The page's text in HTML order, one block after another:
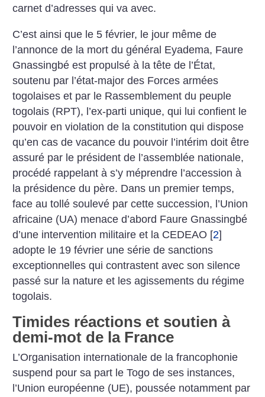
carnet d’adresses qui va avec.
C’est ainsi que le 5 février, le jour même de
l’annonce de la mort du général Eyadema, Faure
Gnassingbé est propulsé à la tête de l’État,
soutenu par l’état-major des Forces armées
togolaises et par le Rassemblement du peuple
togolais (RPT), l’ex-parti unique, qui lui confient le
pouvoir en violation de la constitution qui dispose
qu’en cas de vacance du pouvoir l’intérim doit être
assuré par le président de l’assemblée nationale,
procédé rappelant à s’y méprendre l’accession à
la présidence du père. Dans un premier temps,
face au tollé soulevé par cette succession, l’Union
africaine (UA) menace d’abord Faure Gnassingbé
d’une intervention militaire et la CEDEAO [2]
adopte le 19 février une série de sanctions
exceptionnelles qui contrastent avec son silence
passé sur la nature et les agissements du régime
togolais.
Timides réactions et soutien à
demi-mot de la France
L’Organisation internationale de la francophonie
suspend pour sa part le Togo de ses instances,
l’Union européenne (UE), poussée notamment par